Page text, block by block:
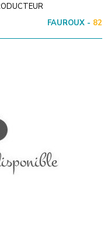
FAUROUX - 82